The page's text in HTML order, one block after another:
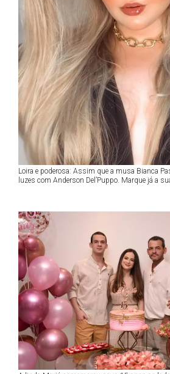
Loira e poderosa: Assim que a musa Bianca
luzes com Anderson Del’Puppo. Marque já a